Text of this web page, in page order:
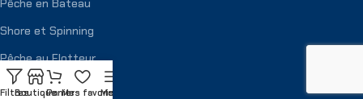
Pêche en Bateau
Shore et Spinning
Pêche au Flotteur
Chasse Sous Marine
FiltresBoutiquePanierMes favoris
Menu